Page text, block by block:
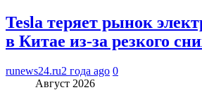
Tesla теряет рынок
в Китае из-за резкого
runews24.ru2 года ago 0
Август 2026